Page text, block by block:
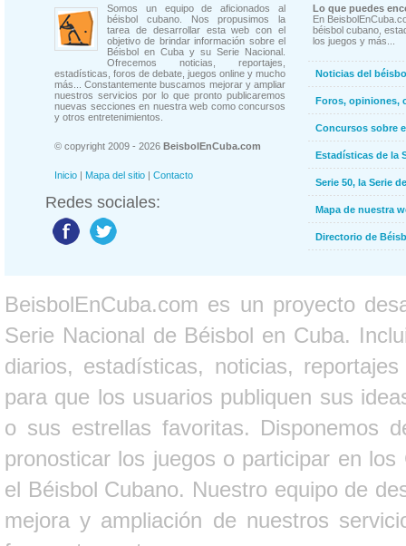
Somos un equipo de aficionados al
béisbol cubano. Nos propusimos la
tarea de desarrollar esta web con el
objetivo de brindar información sobre el
Béisbol en Cuba y su Serie Nacional.
Ofrecemos noticias, reportajes,
estadísticas, foros de debate, juegos online y mucho
más... Constantemente buscamos mejorar y ampliar
nuestros servicios por lo que pronto publicaremos
nuevas secciones en nuestra web como concursos
y otros entretenimientos.
© copyright 2009 - 2026 BeisbolEnCuba.com
Inicio | Mapa del sitio | Contacto
Redes sociales:
Lo que puedes
En
béisbol cubano,
los juegos y más...
Noticias del
Foros, opiniones,
Concursos sobre
Estadísticas de la
Serie 50, la Serie
Mapa de nuestra
Directorio de
BeisbolEnCuba.com es un proyecto
Serie Nacional de Béisbol en Cuba.
diarios, estadísticas, noticias,
para que los usuarios publiquen sus
o sus estrellas favoritas. Disponemos
pronosticar los juegos o participar en
el Béisbol Cubano. Nuestro equipo de
mejora y ampliación de nuestros